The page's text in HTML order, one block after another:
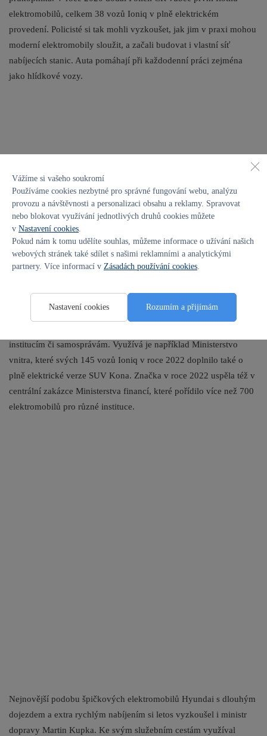
elektromobilů, celkem 38 vozů Ioniq v plně elektrickém
provedení. Policisté si tak mohli vyzkoušet, jak jim v praxi mohou
moderní elektromobily sloužit, a začali budovat i vlastní síť
nabíjecích stanic. Auta pomáhají při každodenní práci zejména
jako hlídkové vozy.
institucím či samosprávám. Využívá je například Ministerstvo
vnitra, které svých 145 vozů Ioniq v roce 2022 doplnilo také o
plně elektrické verze SUV Kona. Značka v roce 2022 uspěla též v
centrální zakázce Ministerstva financí, které pořídilo více než 700
elektromobilů pro různé instituce.
Nejnovější podobu špičkových elektromobilů Hyundai s dlouhým
dojezdem a extra rychlým nabíjením si letos vyzkoušel i ministr
dopravy Martin Kupka. Ke svým služebním cestám využíval
Vážíme si vašeho soukromí
Používáme cookies nezbytné pro správné fungování webu, analýzu
provozu a návštěvnosti a personalizaci obsahu a reklamy. Spravovat
nebo blokovat využívání jednotlivých druhů cookies můžete
v Nastavení cookies
Pokud nám k tomu udělíte souhlas, můžeme informace o užívání našich
webových stránek také sdílet s našimi reklamními a analytickými
partnery. Více informací v Zásadách používání cookies
Nastavení cookies Rozumím a přijímám